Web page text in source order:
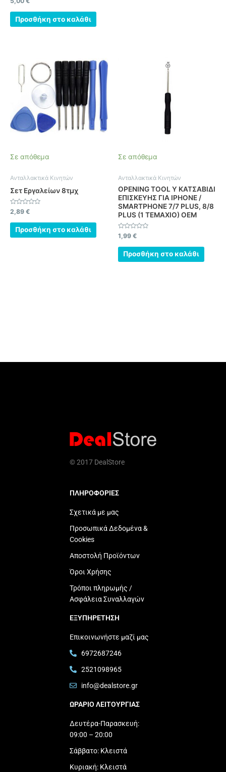
με
0
απόΠροσθήκη στο καλάθι
Σε απόθεμα
Ανταλλακτικά Κινητών
Σετ Εργαλείων 8τμχ
Βαθμολογήθηκε
με
0
από
2,89 €
Προσθήκη στο καλάθι
Σε απόθεμα
Ανταλλακτικά Κινητών
OPENING TOOL Y ΚΑΤΣΑΒΙΔΙ
ΕΠΙΣΚΕΥΗΣ ΓΙΑ IPHONE /
SMARTPHONE 7/7 PLUS, 8/8
PLUS (1 ΤΕΜΑΧΙΟ) OEM
Βαθμολογήθηκε
με
0
από
1,99 €
Προσθήκη στο καλάθι
© 2017 DealStore
ΠΛΗΡΟΦΟΡΙΕΣ
Σχετικά με μας
Προσωπικά Δεδομένα &
Cookies
Αποστολή Προϊόντων
Όροι Χρήσης
Τρόποι πληρωμής /
Ασφάλεια Συναλλαγών
ΕΞΥΠΗΡΕΤΗΣΗ
Επικοινωνήστε μαζί μας
6972687246
2521098965
info@dealstore.gr
ΩΡΑΡΙΟ ΛΕΙΤΟΥΡΓΙΑΣ​
Δευτέρα-Παρασκευή:
09:00 – 20:00
Σάββατο: Κλειστά
Κυριακή: Κλειστά